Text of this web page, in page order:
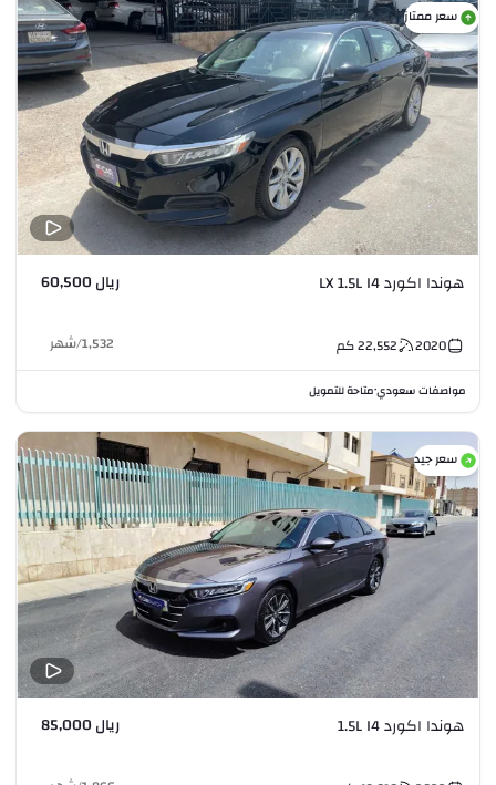
سعر ممتاز
هوندا اكورد LX 1.5L I4 ريال 60,500
2020
22,552كم 1,532
/شهر
مواصفات سعودي•متاحة للتمويل
سعر جيد
هوندا اكورد 1.5L I4 ريال 85,000